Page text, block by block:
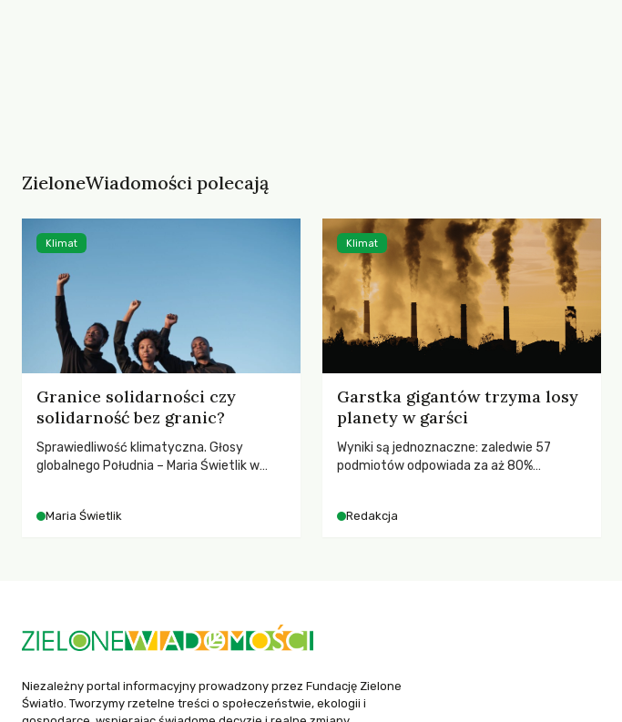
ZieloneWiadomości polecają
Granice solidarności czy
solidarność bez granic?
Sprawiedliwość klimatyczna. Głosy
globalnego Południa – Maria Świetlik w
Maria Świetlik
Klimat
Garstka gigantów trzyma losy
planety w garści
Wyniki są jednoznaczne: zaledwie 57
podmiotów odpowiada za aż 80%
Redakcja
Klimat
Niezależny portal informacyjny prowadzony przez Fundację Zielone
Światło. Tworzymy rzetelne treści o społeczeństwie, ekologii i